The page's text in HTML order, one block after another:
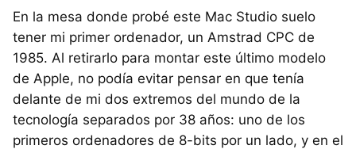
En la mesa donde probé este Mac Studio suelo
tener mi primer ordenador, un Amstrad CPC de
1985. Al retirarlo para montar este último modelo
de Apple, no podía evitar pensar en que tenía
delante de mi dos extremos del mundo de la
tecnología separados por 38 años: uno de los
primeros ordenadores de 8-bits por un lado, y en el